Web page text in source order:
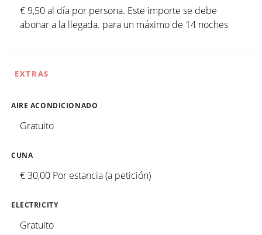
€ 9,50 al día por persona. Este importe se debe
abonar a la llegada. para un máximo de 14 noches
EXTRAS
AIRE ACONDICIONADO
Gratuito
CUNA
€ 30,00 Por estancia (a petición)
ELECTRICITY
Gratuito